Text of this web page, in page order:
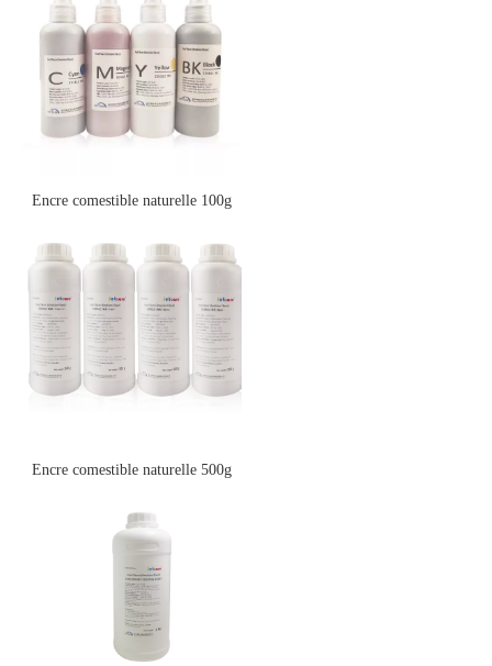
Encre comestible naturelle 100g
Encre comestible naturelle 500g